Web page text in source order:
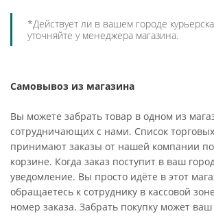
*Действует ли в вашем городе
уточняйте у менеджера магазина.
Самовывоз из магазина
Вы можете забрать товар в одном из
сотрудничающих с нами. Список
принимают заказы от нашей компании
корзине. Когда заказ поступит в ваш
уведомление. Вы просто идёте в этот
обращаетесь к сотруднику в кассовой
номер заказа. Забрать покупку может ваш